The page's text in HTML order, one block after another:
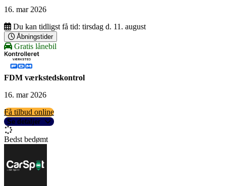
16. mar 2026
Du kan tidligst få tid: tirsdag d. 11. august
Åbningstider
Gratis lånebil
FDM værkstedskontrol
16. mar 2026
Få tilbud online
Se detaljer
Bedst bedømt